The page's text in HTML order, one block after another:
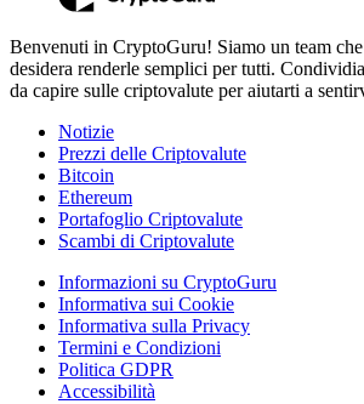
Benvenuti in CryptoGuru! Siamo un team
desidera renderle semplici per tutti.
da capire sulle criptovalute per aiutarti a
Notizie
Prezzi delle Criptovalute
Bitcoin
Ethereum
Portafoglio Criptovalute
Scambi di Criptovalute
Informazioni su CryptoGuru
Informativa sui Cookie
Informativa sulla Privacy
Termini e Condizioni
Politica GDPR
Accessibilità